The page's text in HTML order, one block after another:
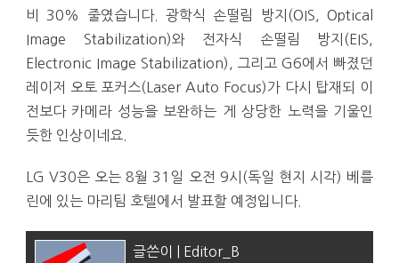
비 30% 줄였습니다. 광학식 손떨림 방지(OIS, Optical
Image Stabilization)와 전자식 손떨림 방지(EIS,
Electronic Image Stabilization), 그리고 G6에서 빠졌던
레이저 오토 포커스(Laser Auto Focus)가 다시 탑재되 이
전보다 카메라 성능을 보완하는 게 상당한 노력을 기울인
듯한 인상이네요.
LG V30은 오는 8월 31일 오전 9시(독일 현지 시각) 베를
린에 있는 마리팀 호텔에서 발표할 예정입니다.
글쓴이 | Editor_B